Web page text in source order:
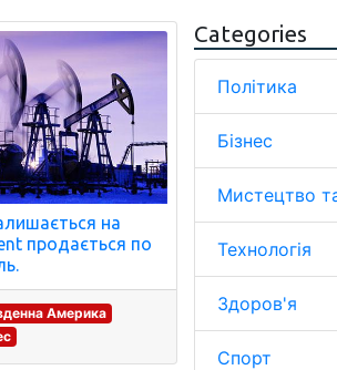
на
продається по
Америка
Categories
Політика
Бізнес
Мистецтво
Технологія
Здоров'я
Спорт